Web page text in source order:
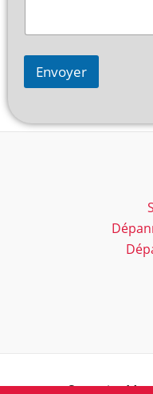
Envoyer
Serrurier